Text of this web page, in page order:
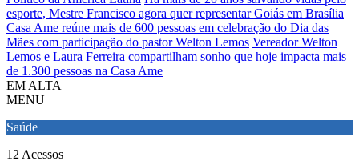
esporte, Mestre Francisco agora quer representar Goiás em Brasília
Casa Ame reúne mais de 600 pessoas em celebração do Dia das
Mães com participação do pastor Welton Lemos Vereador Welton
Lemos e Laura Ferreira compartilham sonho que hoje impacta mais
de 1.300 pessoas na Casa Ame
EM ALTA
MENU
Saúde
12 Acessos